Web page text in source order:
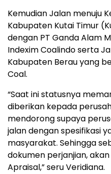
Kemudian Jalan menuju
Kabupaten Kutai Timur
dengan PT Ganda Alam
Indexim Coalindo serta
Kabupaten Berau yang
Coal.
“Saat ini statusnya
diberikan kepada
mendorong supaya
jalan dengan spesifikasi
masyarakat. Sehingga
dokumen perjanjian,
Apraisal,” seru Veridiana.